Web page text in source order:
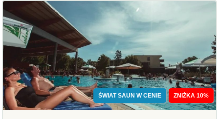
ŚWIAT SAUN W CENIE ZNIŻKA 10%